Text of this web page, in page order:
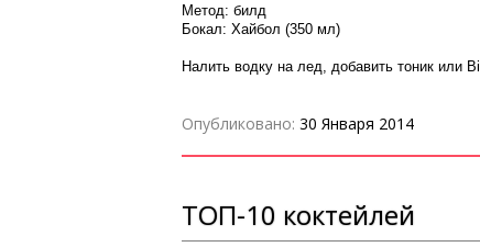
Метод: билд
Бокал: Хайбол (350 мл)
Налить водку на лед, добавить тоник или
Опубликовано: 30 Января 2014
ТОП-10 коктейлей